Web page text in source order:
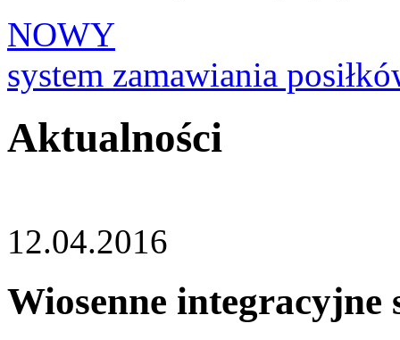
NOWY
system zamawiania
Aktualności
12.04.2016
Wiosenne